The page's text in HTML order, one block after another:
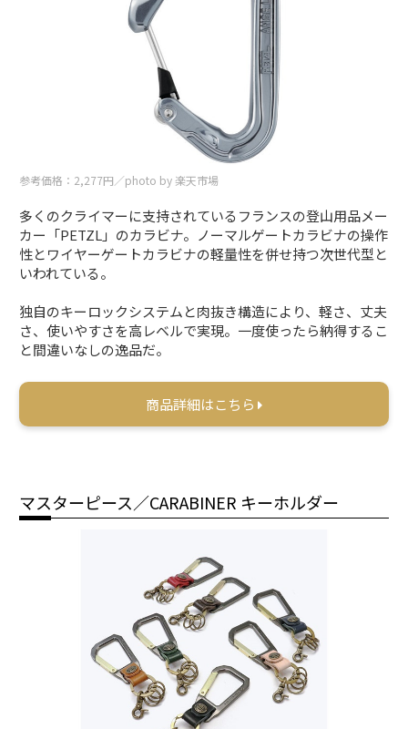
参考価格：2,277円／photo by 楽天市場
多くのクライマーに支持されているフランスの登山用品メー
カー「PETZL」のカラビナ。ノーマルゲートカラビナの操作
性とワイヤーゲートカラビナの軽量性を併せ持つ次世代型と
いわれている。
独自のキーロックシステムと肉抜き構造により、軽さ、丈夫
さ、使いやすさを高レベルで実現。一度使ったら納得するこ
と間違いなしの逸品だ。
商品詳細はこちら
マスターピース／CARABINER キーホルダー